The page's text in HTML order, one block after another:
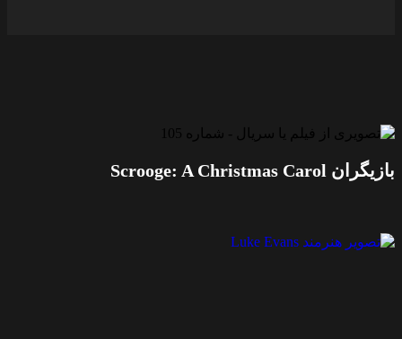
بازیگران Scrooge: A Christmas Carol